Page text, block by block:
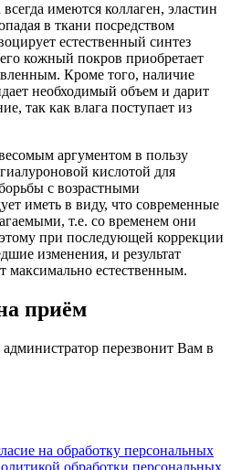
имеются коллаген, эластин
в ткани посредством
естественный синтез
кожный покров приобретает
Кроме того, наличие
необходимый объем и дарит
так как влага поступает из
аргументом в пользу
кислотой для
с возрастными
иметь в виду, что современные
т.е. со временем они
при последующей коррекции
изменения, и результат
максимально естественным.
приём
перезвонит Вам в
на обработку персональных
обработки персональных